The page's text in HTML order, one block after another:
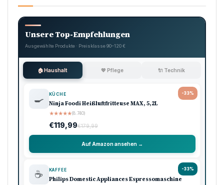
Unsere Top-Empfehlungen
Ausgewählte Produkte · Preisklasse 90–120 €
🏠 Haushalt 💖 Pflege 🔌 Technik
-33%
🍳 KÜCHE
Ninja Foodi Heißluftfritteuse MAX, 5,2L
★★★★★(8.740)
€119,99€179,99
Auf Amazon ansehen →
-33%
☕ KAFFEE
Philips Domestic Appliances Espressomaschine